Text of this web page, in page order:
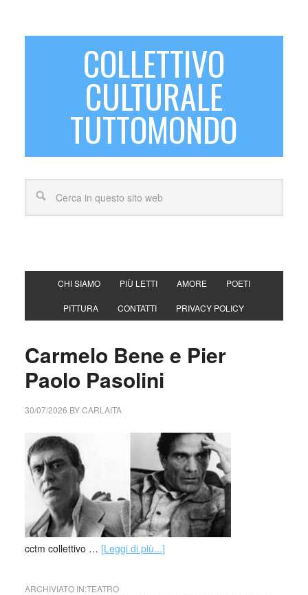
COLLETTIVO
CULTURALE
TUTTOMONDO
CHI SIAMO PIÙ LETTI AMORE POETI
PITTURA CONTATTI PRIVACY POLICY
Carmelo Bene e Pier
Paolo Pasolini
30/07/2026 BYCARLAITA
cctm collettivo … [Leggi di più...]
ARCHIVIATO IN:TEATRO